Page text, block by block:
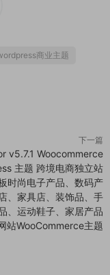
商业主题
下一篇
v5.7.1 Woocommerce
主题 跨境电商独立站
时尚电子产品、数码产
、家具店、装饰品、手
、运动鞋子、家居产品
站WooСommerce主题